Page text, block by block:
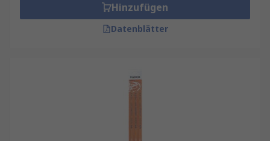
Hinzufügen
Datenblätter